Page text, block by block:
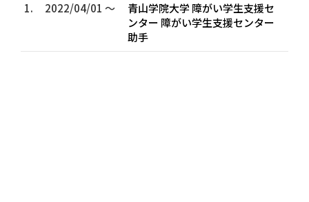
1.
2022/04/01 ～
青山学院大学 障がい学生支援セ
ンター 障がい学生支援センター
助手